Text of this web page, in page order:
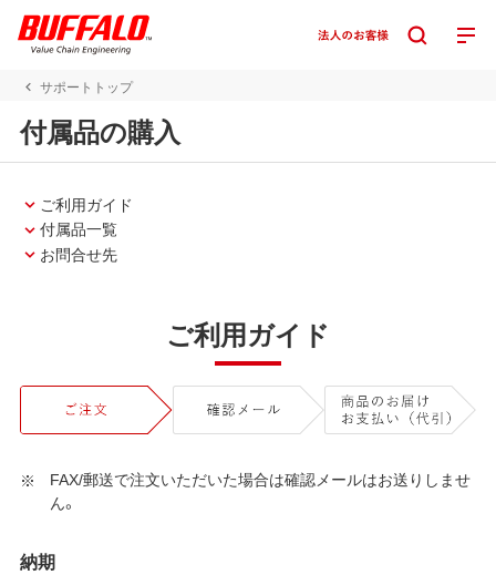
サポートトップ
付属品の購入
ご利用ガイド
付属品一覧
お問合せ先
ご利用ガイド
FAX/郵送で注文いただいた場合は確認メールはお送りしませ
ん。
納期